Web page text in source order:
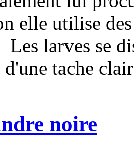
elle utilise
larves se
d'une tache
noire